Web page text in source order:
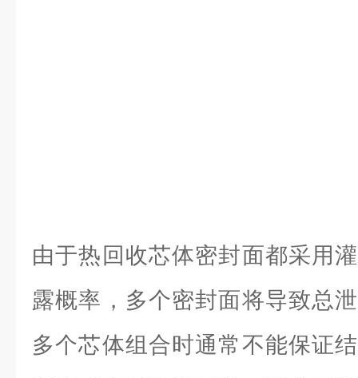
由于热回收芯体密封面都采用
露概率，多个密封面将导致总
多个芯体组合时通常不能保证